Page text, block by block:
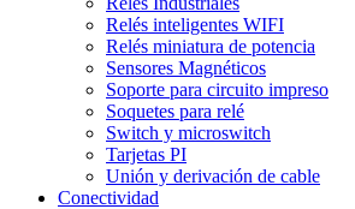
Relés inteligentes WIFI
Relés miniatura de potencia
Sensores Magnéticos
Soporte para circuito impreso
Soquetes para relé
Switch y microswitch
Tarjetas PI
Unión y derivación de cable
Conectividad